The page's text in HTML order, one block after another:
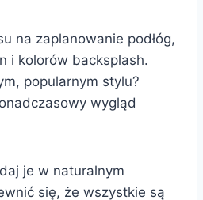
na zaplanowanie podłóg,
i kolorów backsplash.
popularnym stylu?
wygląd
je w naturalnym
się, że wszystkie są